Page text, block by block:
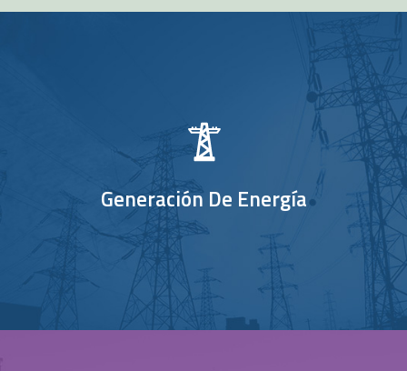
Generación De Energía